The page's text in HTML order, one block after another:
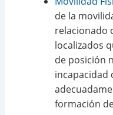
de la
relacionado
localizados
de posición
incapacidad
formación